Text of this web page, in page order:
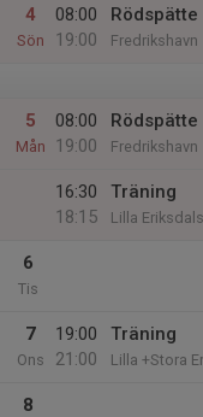
4
Sön
08:00
19:00
Rödspätte
Fredrikshavn
5
Mån
08:00
19:00
Rödspätte
Fredrikshavn
16:30
18:15
Träning
Lilla
6
Tis
7
Ons
19:00
21:00
Träning
Lilla +Stora
8